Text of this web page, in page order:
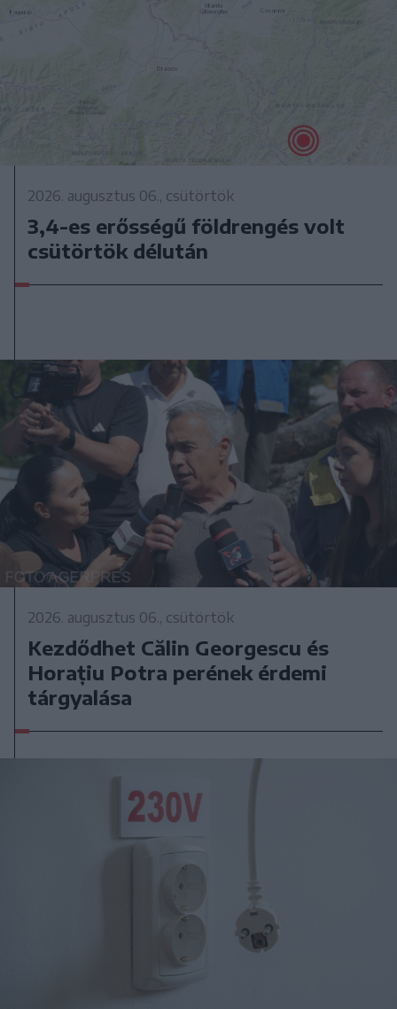
2026. augusztus 06., csütörtök
3,4-es erősségű földrengés volt
csütörtök délután
2026. augusztus 06., csütörtök
Kezdődhet Călin Georgescu és
Horațiu Potra perének érdemi
tárgyalása